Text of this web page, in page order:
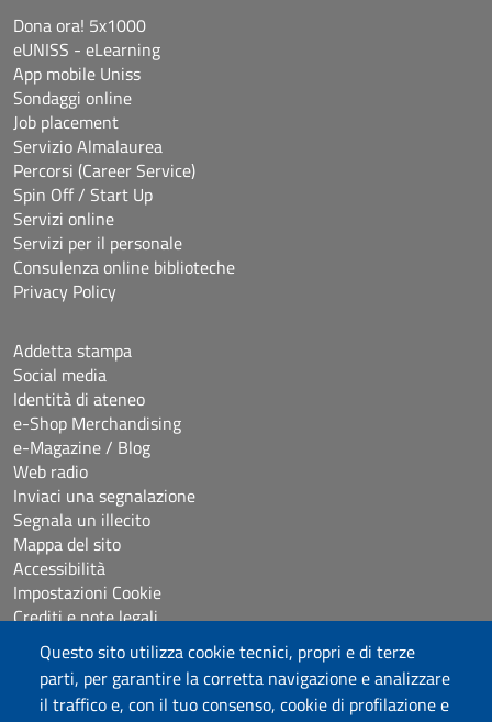
Questo sito utilizza cookie tecnici, propri e di terze
parti, per garantire la corretta navigazione e analizzare
il traffico e, con il tuo consenso, cookie di profilazione e
Dona ora! 5x1000
eUNISS - eLearning
App mobile Uniss
Sondaggi online
Job placement
Servizio Almalaurea
Percorsi (Career Service)
Spin Off / Start Up
Servizi online
Servizi per il personale
Consulenza online biblioteche
Privacy Policy
Addetta stampa
Social media
Identità di ateneo
e-Shop Merchandising
e-Magazine / Blog
Web radio
Inviaci una segnalazione
Segnala un illecito
Mappa del sito
Accessibilità
Impostazioni Cookie
Crediti e note legali
Seguici su